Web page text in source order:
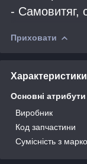
- Самовитяг,
Приховати
Характеристики
Основні атрибути
Виробник
Код запчастини
Сумісність з